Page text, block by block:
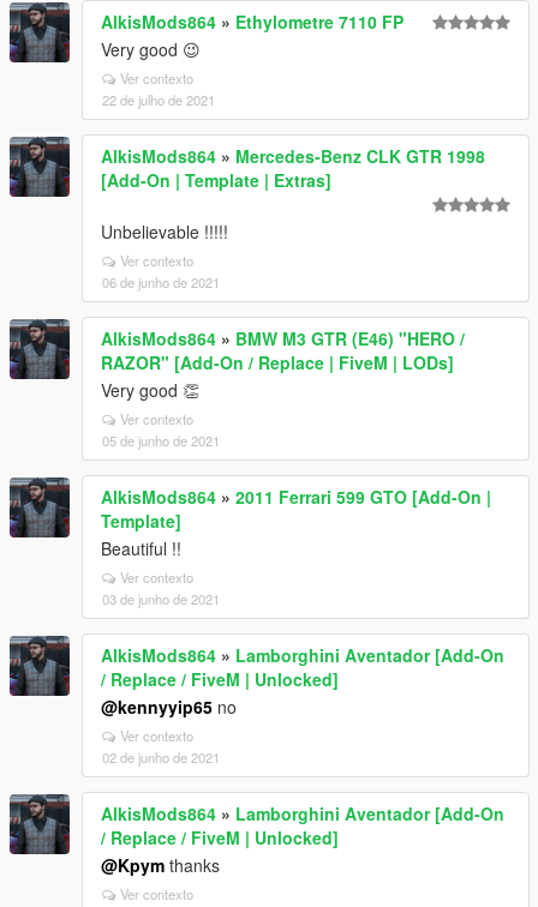
AlkisMods864 » Ethylometre 7110 FP
Very good 😉
Ver contexto
22 de julho de 2021
AlkisMods864 » Mercedes-Benz CLK GTR 1998
[Add-On | Template | Extras]
Unbelievable !!!!!
Ver contexto
06 de junho de 2021
AlkisMods864 » BMW M3 GTR (E46) "HERO /
RAZOR" [Add-On / Replace | FiveM | LODs]
Very good 👏
Ver contexto
05 de junho de 2021
AlkisMods864 » 2011 Ferrari 599 GTO [Add-On |
Template]
Beautiful !!
Ver contexto
03 de junho de 2021
AlkisMods864 » Lamborghini Aventador [Add-On
/ Replace / FiveM | Unlocked]
@kennyyip65 no
Ver contexto
02 de junho de 2021
AlkisMods864 » Lamborghini Aventador [Add-On
/ Replace / FiveM | Unlocked]
@Kpym thanks
Ver contexto